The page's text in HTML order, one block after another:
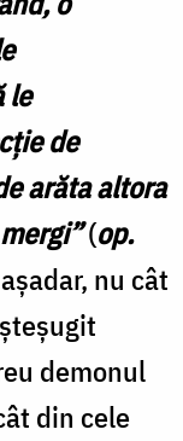
le
de
arăta altora
(op.
nu cât
demonul
din cele